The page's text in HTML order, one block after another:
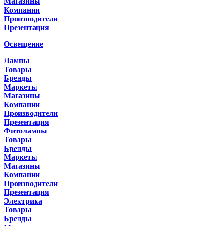
Компании
Производители
Презентация
Освещение
Лампы
Товары
Бренды
Маркеты
Магазины
Компании
Производители
Презентация
Фитолампы
Товары
Бренды
Маркеты
Магазины
Компании
Производители
Презентация
Электрика
Товары
Бренды